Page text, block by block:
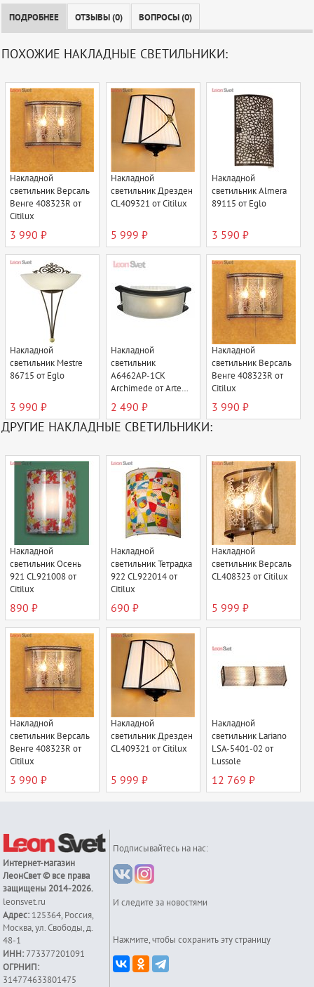
ПОДРОБНЕЕ ОТЗЫВЫ (0) ВОПРОСЫ (0)
ПОХОЖИЕ НАКЛАДНЫЕ СВЕТИЛЬНИКИ:
Накладной
светильник Версаль
Венге 408323R от
Citilux
3 990 ₽
Накладной
светильник Дрезден
CL409321 от Citilux
5 999 ₽
Накладной
светильник Almera
89115 от Eglo
3 590 ₽
Накладной
светильник Mestre
86715 от Eglo
3 990 ₽
Накладной
светильник
A6462AP-1CK
Archimede от Arte
Lamp
2 490 ₽
Накладной
светильник Версаль
Венге 408323R от
Citilux
3 990 ₽
ДРУГИЕ НАКЛАДНЫЕ СВЕТИЛЬНИКИ:
Накладной
светильник Осень
921 CL921008 от
Citilux
890 ₽
Накладной
светильник Тетрадка
922 CL922014 от
Citilux
690 ₽
Накладной
светильник Версаль
CL408323 от Citilux
5 999 ₽
Накладной
светильник Версаль
Венге 408323R от
Citilux
3 990 ₽
Накладной
светильник Дрезден
CL409321 от Citilux
5 999 ₽
Накладной
светильник Lariano
LSA-5401-02 от
Lussole
12 769 ₽
Интернет-магазин
ЛеонСвет© все права
защищены 2014-2026.
leonsvet.ru
Адрес: 125364,Россия,
Москва,ул. Свободы, д.
48-1
ИНН:773377201091
ОГРНИП:
314774633801475
Подписывайтесь на нас:
И следите за новостями
Нажмите, чтобы сохранить эту страницу